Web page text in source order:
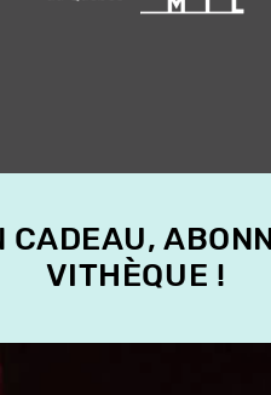
CADEAU,
VITHÈQUE !